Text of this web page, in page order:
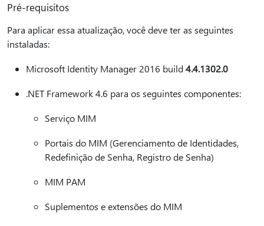
Pré-requisitos
Para aplicar essa atualização, você deve ter as seguintes
instaladas:
Microsoft Identity Manager 2016 build4.4.1302.0
.NET Framework 4.6 para os seguintes componentes:
Serviço MIM
Portais do MIM (Gerenciamento de Identidades,
Redefinição de Senha, Registro de Senha)
MIM PAM
Suplementos e extensões do MIM